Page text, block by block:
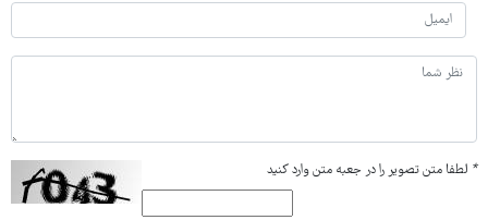
* لطفا متن تصویر را در جعبه متن وارد کنید